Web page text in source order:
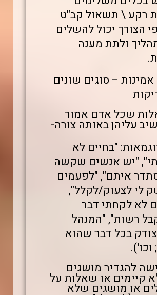
רקע \ תשאול קב"ט
הצורך יכול להשלים
ולתת מענה
אמינות – סוגים שונים
שכל אדם אמור
עליהן באותה צורה-
"בחיים לא
"יש אנשים שקשה
איתם", "לפעמים
לי לצעוק/לקלל",
לא לקחתי דבר
רשות", "המנהל
בכל דבר שהוא
להגדיר מושגים
קיימים או שאלות על
או מושגים שלא